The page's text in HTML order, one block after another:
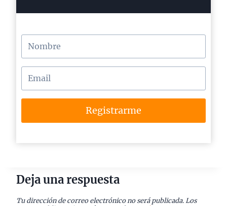
Registrarme
Deja una respuesta
Tu dirección de correo electrónico no será publicada. Los